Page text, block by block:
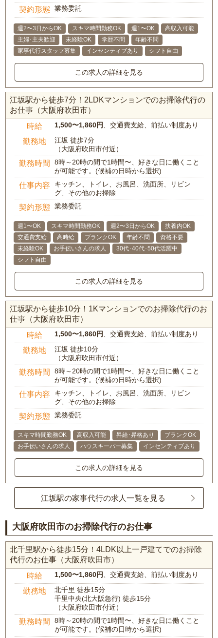
契約形態 業務委託
週2〜3日からOK スキマ時間勤務OK 週1〜OK
高収入可能
主婦･主夫歓迎
未経験OK 学歴不問
年齢不問
家事代行スタッフ募集
インセンティブあり シフト自由
この求人の詳細を見る
江坂駅から徒歩7分！2LDKマンションでのお掃除代行の
お仕事（大阪府吹田市）
時給 1,500〜1,860円、交通費支給、前払い制度あり
勤務地
江坂 徒歩7分
（大阪府吹田市付近）
勤務時間
8時～20時の間で1時間〜、好きな日に働くこと
が可能です。(候補の日時から選択)
仕事内容
キッチン、トイレ、お風呂、洗面所、リビン
グ、その他のお掃除
契約形態 業務委託
週1〜OK スキマ時間勤務OK 週2〜3日からOK
扶養内OK
交通費支給
高時給 ブランクOK 年齢不問
資格不要
未経験OK
お手伝いさんの求人
30代･40代･50代活躍中
シフト自由
この求人の詳細を見る
江坂駅から徒歩10分！1Kマンションでのお掃除代行のお
仕事（大阪府吹田市）
時給 1,500〜1,860円、交通費支給、前払い制度あり
勤務地
江坂 徒歩10分
（大阪府吹田市付近）
勤務時間
8時～20時の間で1時間〜、好きな日に働くこと
が可能です。(候補の日時から選択)
仕事内容
キッチン、トイレ、お風呂、洗面所、リビン
グ、その他のお掃除
契約形態 業務委託
スキマ時間勤務OK 高収入可能 昇給･昇格あり
ブランクOK
お手伝いさんの求人
ハウスキーパー募集 インセンティブあり
この求人の詳細を見る
江坂駅の家事代行の求人一覧を見る
大阪府吹田市のお掃除代行のお仕事
北千里駅から徒歩15分！4LDK以上一戸建てでのお掃除
代行のお仕事（大阪府吹田市）
時給 1,500〜1,860円 、交通費支給、前払い制度あり
勤務地
北千里 徒歩15分
千里中央(北大阪急行) 徒歩15分
（大阪府吹田市付近）
勤務時間
8時～20時の間で1時間〜、好きな日に働くこと
が可能です。(候補の日時から選択)